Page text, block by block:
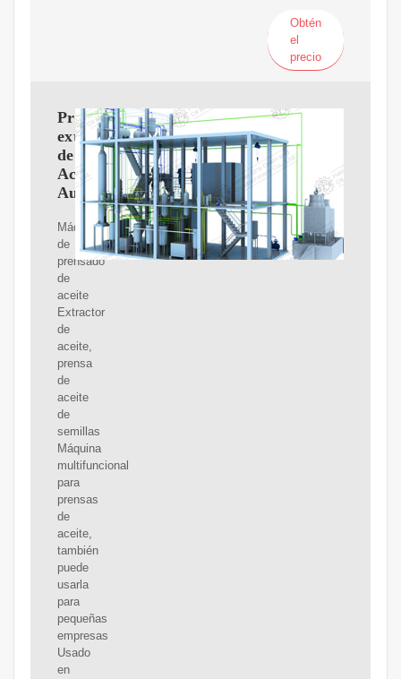
Obtén
el
precio
Prensa
extractor
de
Aceite
Automática
Máquina
de
prensado
de
aceite
Extractor
de
aceite,
prensa
de
aceite
de
semillas
Máquina
multifuncional
para
prensas
de
aceite,
también
puede
usarla
para
pequeñas
empresas
Usado
en